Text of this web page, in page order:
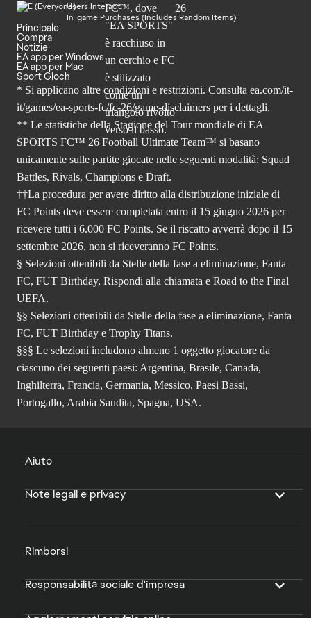
Users Interact
In-game Purchases (Includes Random Items)
Principale
Compra
Notizie
EA app per Windows
EA app per Mac
Sport Gioch
* Si applicano altre condizioni e restrizioni. Consulta ea.com/it-
it/games/ea-sports-fc/fc-26/game-disclaimers per i dettagli.
** Le statistiche della Stagione del Tour mondiale di EA
SPORTS FC™ 26 Football Ultimate Team™ si basano
unicamente sulle partite giocate nelle seguenti modalità: Squad
Battles, Rivals, Champions e Draft.
††La procedura per avere diritto alla distribuzione iniziale di
FC Points deve essere completata entro il 15 giugno 2026 per
ricevere tutti i 6.000 FC Points. Se il riscatto avverrà dopo il 15
settembre 2026, non si riceveranno FC Points.
§ Selezioni ottenibili da Stelle della fase a eliminazione, Fanta
FC, FUT Birthday, Rispondi alla chiamata e Road to the Final
UEFA.
§§ Selezioni ottenibili da Stelle della fase a eliminazione, Fanta
FC, FUT Birthday e Trophy Titans.
§§§ Le selezioni includono almeno 1 oggetto giocatore da
ciascuno dei seguenti paesi: Argentina, Brasile, Canada,
Inghilterra, Francia, Germania, Messico, Paesi Bassi,
Portogallo, Arabia Saudita, Spagna, USA.
Aiuto
Note legali e privacy
Rimborsi
Responsabilità sociale d'impresa